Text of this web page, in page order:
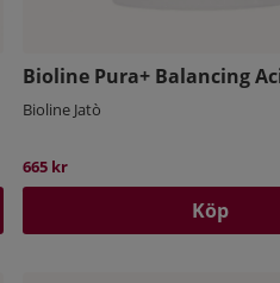
Bioline Pura+ Balancing
Bioline Jatò
665 kr
Köp